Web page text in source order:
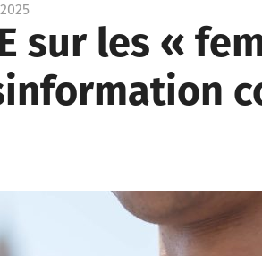
sur les «